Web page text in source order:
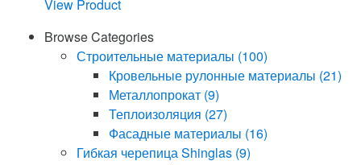
3,600.00 сом
View Product
товар
имеет
несколько
вариаций.
выбрать
Browse Categories
Строительные материалы (100)
Кровельные рулонные материалы (21)
Металлопрокат (9)
Теплоизоляция (27)
Фасадные материалы (16)
Гибкая черепица Shinglas (9)